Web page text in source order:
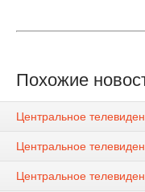
Похожие
Центральное
Центральное
Центральное